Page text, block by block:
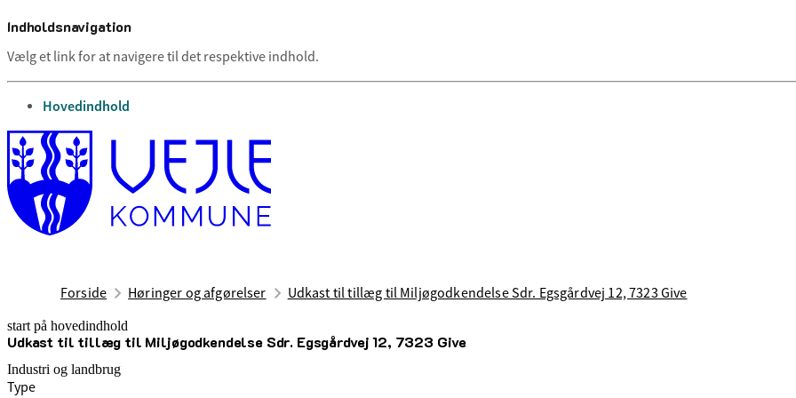
Indholdsnavigation
Vælg et link for at navigere til det respektive indhold.
gå til
Hovedindhold
Forside Høringer og afgørelser Udkast til tillæg til Miljøgodkendelse Sdr. Egsgårdvej 12, 7323 Give
start på hovedindhold
Udkast til tillæg til Miljøgodkendelse Sdr. Egsgårdvej 12, 7323 Give
senest opdateret 1. maj 2025
Industri og landbrug
Type